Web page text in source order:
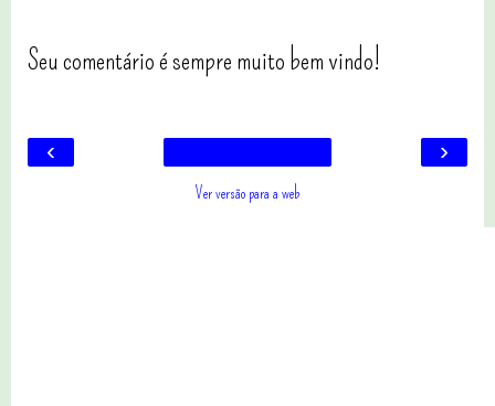
Seu comentário é sempre muito bem vindo!
‹ ›
Ver versão para a web